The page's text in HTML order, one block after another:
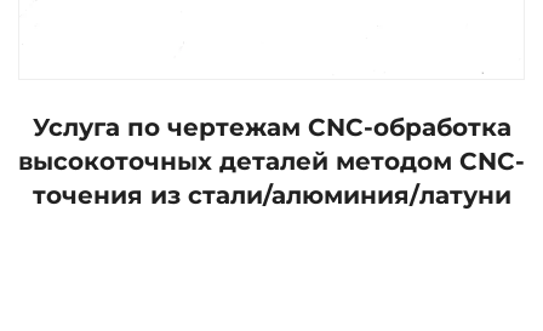
Услуга по чертежам CNC-обработка
высокоточных деталей методом CNC-
точения из стали/алюминия/латуни